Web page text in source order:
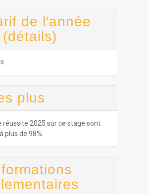
de l'année
plus
réussite 2025 sur ce stage sont
plus de 98%.